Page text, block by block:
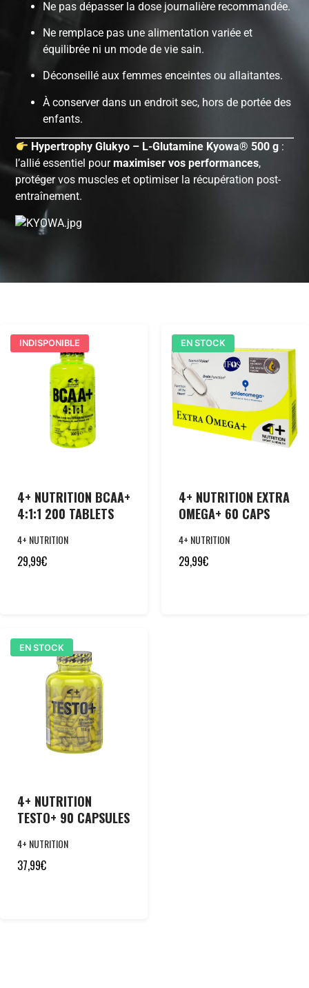
Ne pas dépasser la dose journalière recommandée.
Ne remplace pas une alimentation variée et
équilibrée ni un mode de vie sain.
Déconseillé aux femmes enceintes ou allaitantes.
À conserver dans un endroit sec, hors de portée des
enfants.
Hypertrophy Glukyo – L-Glutamine Kyowa® 500 g:
l’allié essentiel pourmaximiser vos performances,
protéger vos muscles et optimiser la récupération post-
entraînement.
INDISPONIBLE
4+ NUTRITION BCAA+
4:1:1 200 TABLETS
4+ NUTRITION
29,99€
EN STOCK
4+ NUTRITION EXTRA
OMEGA+ 60 CAPS
4+ NUTRITION
29,99€
EN STOCK
4+ NUTRITION
TESTO+ 90 CAPSULES
4+ NUTRITION
37,99€